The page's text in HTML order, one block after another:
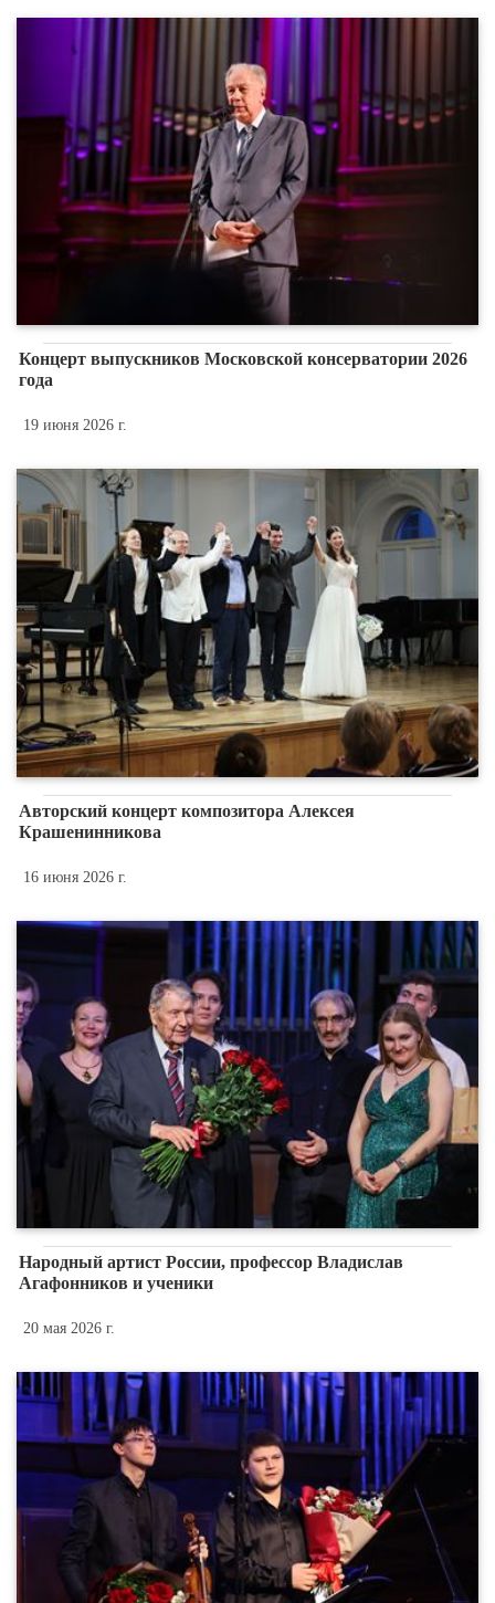
Концерт выпускников Московской консерватории 2026
года
19 июня 2026 г.
Авторский концерт композитора Алексея
Крашенинникова
16 июня 2026 г.
Народный артист России, профессор Владислав
Агафонников и ученики
20 мая 2026 г.